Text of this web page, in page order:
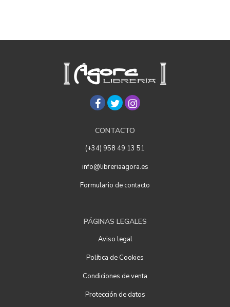
CONTACTO
(+34) 958 49 13 51
info@libreriaagora.es
Formulario de contacto
PÁGINAS LEGALES
Aviso legal
Política de Cookies
Condiciones de venta
Protección de datos